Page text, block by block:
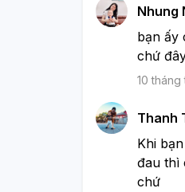
Nhung
bạn ấy
chứ
10 tháng
Thanh
Khi
đau thì
chứ